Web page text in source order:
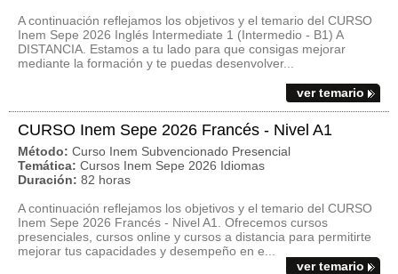
A continuación reflejamos los objetivos y el temario del CURSO
Inem Sepe 2026 Inglés Intermediate 1 (Intermedio - B1) A
DISTANCIA. Estamos a tu lado para que consigas mejorar
mediante la formación y te puedas desenvolver...
ver temario
CURSO Inem Sepe 2026 Francés - Nivel A1
Método: Curso Inem Subvencionado Presencial
Temática: Cursos Inem Sepe 2026 Idiomas
Duración: 82 horas
A continuación reflejamos los objetivos y el temario del CURSO
Inem Sepe 2026 Francés - Nivel A1. Ofrecemos cursos
presenciales, cursos online y cursos a distancia para permitirte
mejorar tus capacidades y desempeño en e...
ver temario